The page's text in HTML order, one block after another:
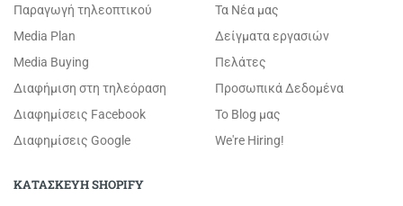
Παραγωγή τηλεοπτικού
Media Plan
Media Buying
Διαφήμιση στη τηλεόραση
Διαφημίσεις Facebook
Διαφημίσεις Google
Τα Νέα μας
Δείγματα εργασιών
Πελάτες
Προσωπικά Δεδομένα
Το Blog μας
We're Hiring!
ΚΑΤΑΣΚΕΥΗ SHOPIFY